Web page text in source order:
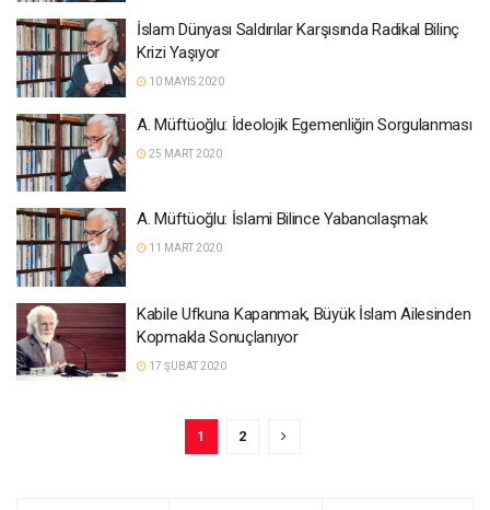
İslam Dünyası Saldırılar Karşısında Radikal Bilinç
Krizi Yaşıyor
10 MAYIS 2020
A. Müftüoğlu: İdeolojik Egemenliğin Sorgulanması
25 MART 2020
A. Müftüoğlu: İslami Bilince Yabancılaşmak
11 MART 2020
Kabile Ufkuna Kapanmak, Büyük İslam Ailesinden
Kopmakla Sonuçlanıyor
17 ŞUBAT 2020
1 2